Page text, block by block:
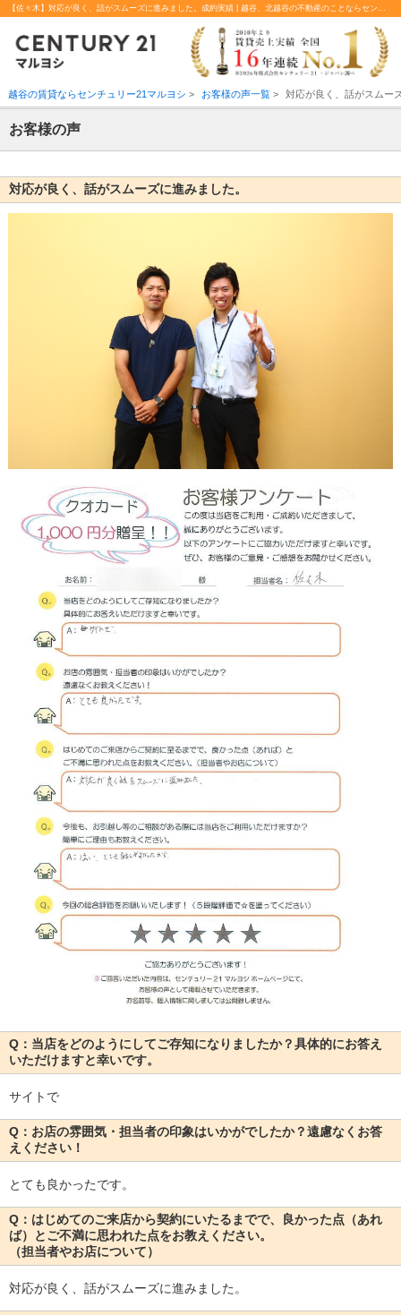
【佐々木】対応が良く、話がスムーズに進みました。成約実績 | 越谷、北越谷の不動産のことならセンチュリー21マルヨシ
越谷の賃貸ならセンチュリー21マルヨシ > お客様の声一覧> 対応が良く、話がスムー
お客様の声
対応が良く、話がスムーズに進みました。
Q：当店をどのようにしてご存知になりましたか？具体的にお答え
いただけますと幸いです。
サイトで
Q：お店の雰囲気・担当者の印象はいかがでしたか？遠慮なくお答
えください！
とても良かったです。
Q：はじめてのご来店から契約にいたるまでで、良かった点（あれ
ば）とご不満に思われた点をお教えください。
（担当者やお店について）
対応が良く、話がスムーズに進みました。